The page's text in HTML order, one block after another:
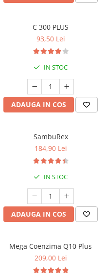
C 300 PLUS
93,50 Lei
IN STOC
ADAUGA IN COS
SambuRex
184,90 Lei
IN STOC
ADAUGA IN COS
Mega Coenzima Q10 Plus
209,00 Lei